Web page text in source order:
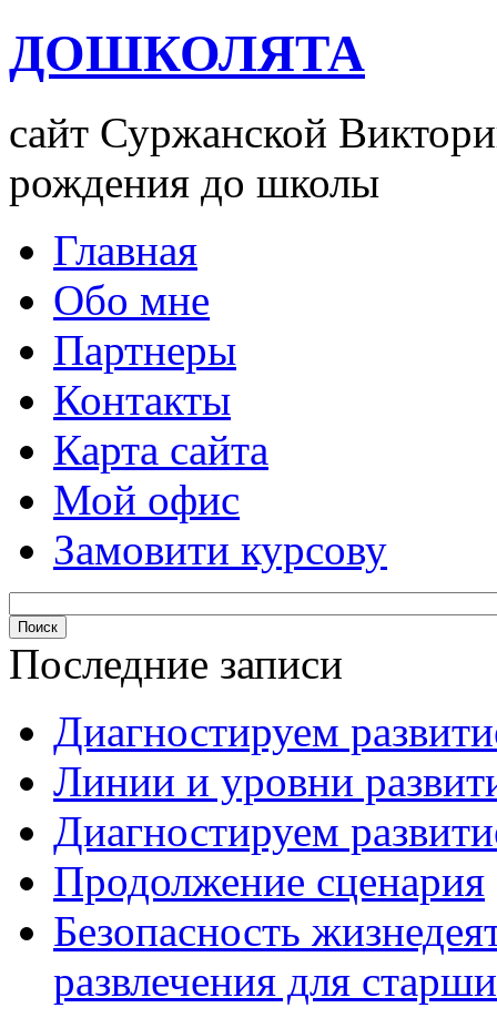
ДОШКОЛЯТА
сайт Суржанской
рождения до школы
Главная
Обо мне
Партнеры
Контакты
Карта сайта
Мой офис
Замовити курсову
Последние записи
Диагностируем
Линии и уровни
Диагностируем
Продолжение сценария
Безопасность
развлечения для